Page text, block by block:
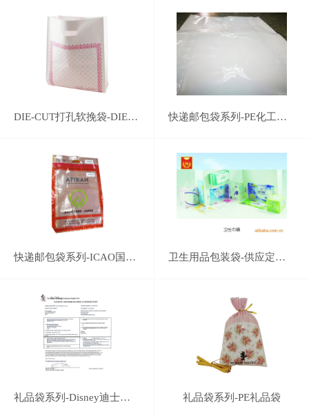
DIE-CUT打孔软挽袋-DIE-CUT打孔手挽袋 快递邮包袋系列-PE化工原料工程塑料袋-25kg-LDPE化肥有机肥料颗粒复合原料袋订制
快递邮包袋系列-ICAO国际民航机构组织认证企业-机场免税店保密免检塑料包装袋 卫生用品包装袋-供应定制卫生巾包装袋
礼品袋系列-Disney迪士尼认证企业-专业塑料礼品袋系列生产 礼品袋系列-PE礼品袋